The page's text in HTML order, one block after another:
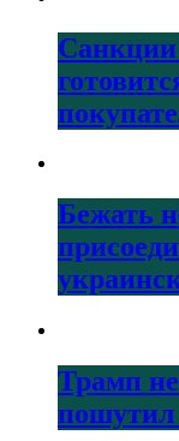
Бежать
Трамп
пошутил